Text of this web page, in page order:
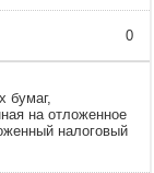
0
бумаг,
на отложенное
налоговый